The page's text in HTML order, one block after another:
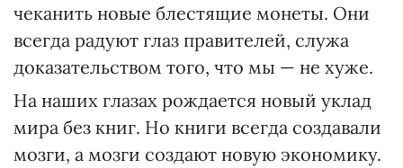
чеканить новые блестящие монеты. Они
всегда радуют глаз правителей, служа
доказательством того, что мы — не хуже.
На наших глазах рождается новый уклад
мира без книг. Но книги всегда создавали
мозги, а мозги создают новую экономику.